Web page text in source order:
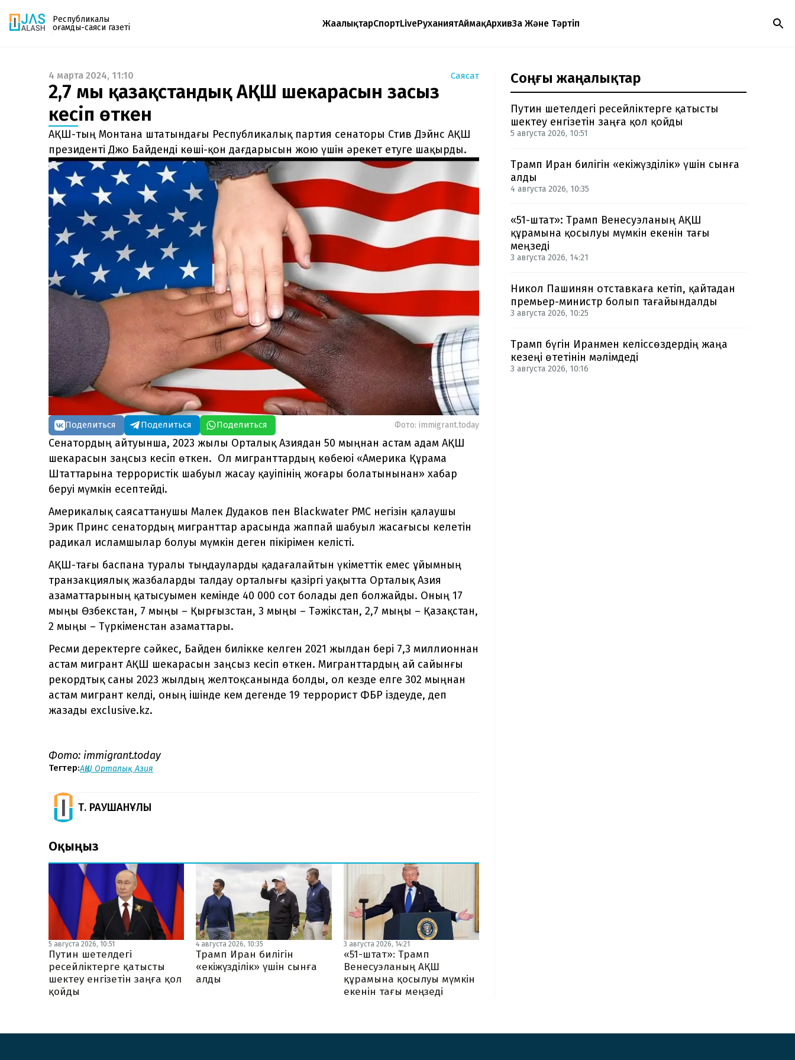
Республикалық
қоғамдық-саяси газеті
ЖаңалықтарСпортLiveРуханиятАймақАрхивЗаң Және Тәртіп
Газетке жазылу
PDF форматтағы газетті ай сайын электронды
поштаңызға алып отырыңыз. Жаңа нөмір
шыққан сәтте сізге бірден жіберіледі. Тек email
енгізіңіз, біз қалғанын өзіміз жібереміз.
4 марта 2024, 11:10 Саясат
2,7 мың қазақстандық АҚШ шекарасын заңсыз
кесіп өткен
АҚШ-тың Монтана штатындағы Республикалық партия сенаторы Стив Дэйнс АҚШ
президенті Джо Байденді көші-қон дағдарысын жою үшін әрекет етуге шақырды.
Поделиться Поделиться Поделиться Фото: immigrant.today
Сенатордың айтуынша, 2023 жылы Орталық Азиядан 50 мыңнан астам адам АҚШ
шекарасын заңсыз кесіп өткен. Ол мигранттардың көбеюі «Америка Құрама
Штаттарына террористік шабуыл жасау қауіпінің жоғары болатынынан» хабар
беруі мүмкін есептейді.
Америкалық саясаттанушы Малек Дудаков пен Blackwater PMC негізін қалаушы
Эрик Принс сенатордың мигранттар арасында жаппай шабуыл жасағысы келетін
радикал исламшылар болуы мүмкін деген пікірімен келісті.
АҚШ-тағы баспана туралы тыңдауларды қадағалайтын үкіметтік емес ұйымның
транзакциялық жазбаларды талдау орталығы қазіргі уақытта Орталық Азия
азаматтарының қатысуымен кемінде 40 000 сот болады деп болжайды. Оның 17
мыңы Өзбекстан, 7 мыңы – Қырғызстан, 3 мыңы – Тәжікстан, 2,7 мыңы – Қазақстан,
2 мыңы – Түркіменстан азаматтары.
Ресми деректерге сәйкес, Байден билікке келген 2021 жылдан бері 7,3 миллионнан
астам мигрант АҚШ шекарасын заңсыз кесіп өткен. Мигранттардың ай сайынғы
рекордтық саны 2023 жылдың желтоқсанында болды, ол кезде елге 302 мыңнан
астам мигрант келді, оның ішінде кем дегенде 19 террорист ФБР іздеуде, деп
жазады exclusive.kz.
Фото: immigrant.today
Тегтер:АҚШ Орталық Азия
Т. РАУШАНҰЛЫ
Оқыңыз
5 августа 2026, 10:51
Путин шетелдегі
ресейліктерге қатысты
шектеу енгізетін заңға қол
қойды
4 августа 2026, 10:35
Трамп Иран билігін
«екіжүзділік» үшін сынға
алды
3 августа 2026, 14:21
«51-штат»: Трамп
Венесуэланың АҚШ
құрамына қосылуы мүмкін
екенін тағы меңзеді
Соңғы жаңалықтар
Путин шетелдегі ресейліктерге қатысты
шектеу енгізетін заңға қол қойды
5 августа 2026, 10:51
Трамп Иран билігін «екіжүзділік» үшін сынға
алды
4 августа 2026, 10:35
«51-штат»: Трамп Венесуэланың АҚШ
құрамына қосылуы мүмкін екенін тағы
меңзеді
3 августа 2026, 14:21
Никол Пашинян отставкаға кетіп, қайтадан
премьер-министр болып тағайындалды
3 августа 2026, 10:25
Трамп бүгін Иранмен келіссөздердің жаңа
кезеңі өтетінін мәлімдеді
3 августа 2026, 10:16